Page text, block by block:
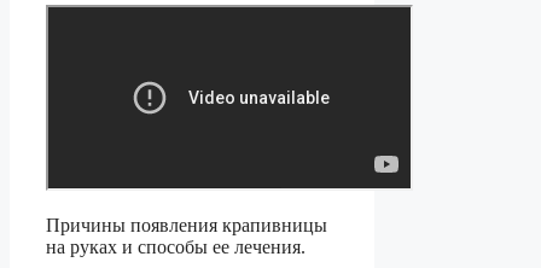
Причины появления крапивницы
на руках и способы ее лечения.